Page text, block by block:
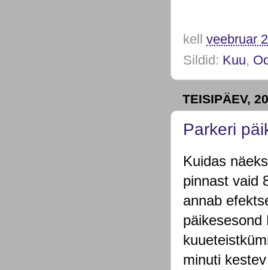
kell veebruar
Sildid: Kuu,
TEISIPÄEV,
Parkeri
Kuidas
pinnast vaid
annab
päikesesond
minuti